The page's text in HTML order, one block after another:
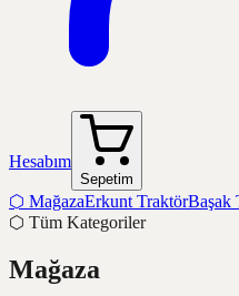
Hesabım
Sepetim
⬡ MağazaErkunt TraktörBaşak
⬡ Tüm Kategoriler
Mağaza